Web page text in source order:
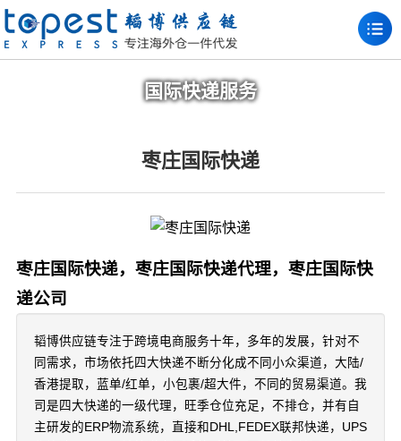
国际快递服务
枣庄国际快递
枣庄国际快递，枣庄国际快递代理，枣庄国际快
递公司
韬博供应链专注于跨境电商服务十年，多年的发展，针对不
同需求，市场依托四大快递不断分化成不同小众渠道，大陆/
香港提取，蓝单/红单，小包裹/超大件，不同的贸易渠道。我
司是四大快递的一级代理，旺季仓位充足，不排仓，并有自
主研发的ERP物流系统，直接和DHL,FEDEX联邦快递，UPS